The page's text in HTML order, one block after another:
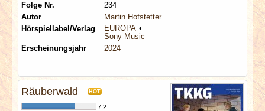
Folge Nr.
234
Autor
Martin Hofstetter
Hörspiellabel/Verlag
EUROPA
Sony Music
Erscheinungsjahr
2024
Räuberwald HOT
7,2